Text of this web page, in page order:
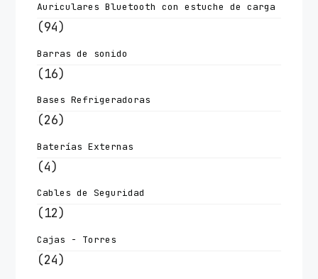
Auriculares Bluetooth con estuche de carga
(94)
Barras de sonido
(16)
Bases Refrigeradoras
(26)
Baterías Externas
(4)
Cables de Seguridad
(12)
Cajas - Torres
(24)